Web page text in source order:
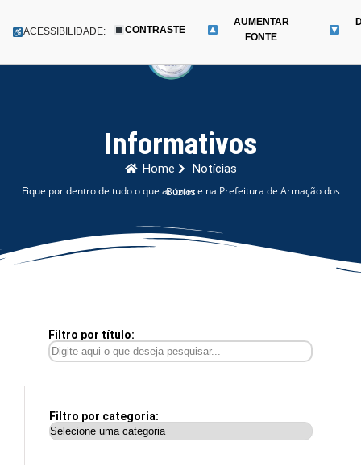
para
Menu
ACESSIBILIDADE: CONTRASTE
AUMENTAR
FONTE
Informativos
Home Notícias
Fique por dentro de tudo o que acontece na Prefeitura de Armação dos Búzios
Filtro por título:
Filtro por categoria: